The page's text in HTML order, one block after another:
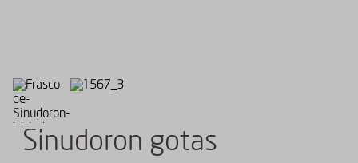
Sinudoron gotas